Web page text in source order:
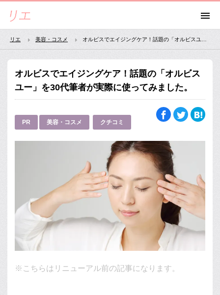
リエ 美容・コスメ
オルビスでエイジングケア！話題の「オルビス
ユー」を30代筆者が実際に使ってみました。
PR 美容・コスメ クチコミ
※こちらはリニューアル前の記事になります。